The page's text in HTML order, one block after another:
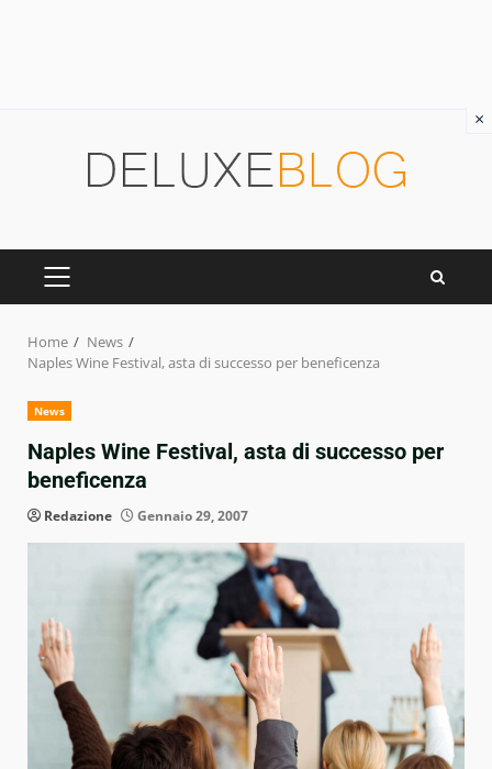
PRIMARY
Home
News
Naples Wine Festival, asta di successo per beneficenza
News
Naples Wine Festival, asta di successo per
beneficenza
Redazione Gennaio 29, 2007
×